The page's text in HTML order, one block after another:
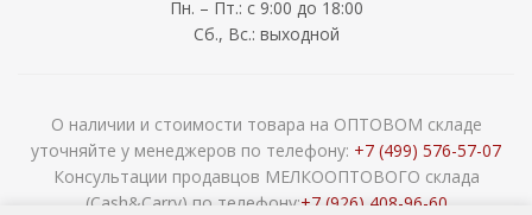
Пн. – Пт.: с 9:00 до 18:00
Сб., Вс.: выходной
О наличии и стоимости товара на ОПТОВОМ складе
уточняйте у менеджеров по телефону: +7 (499) 576-57-07
Консультации продавцов МЕЛКООПТОВОГО склада
(Cash&Carry) по телефону:+7 (926) 408-96-60